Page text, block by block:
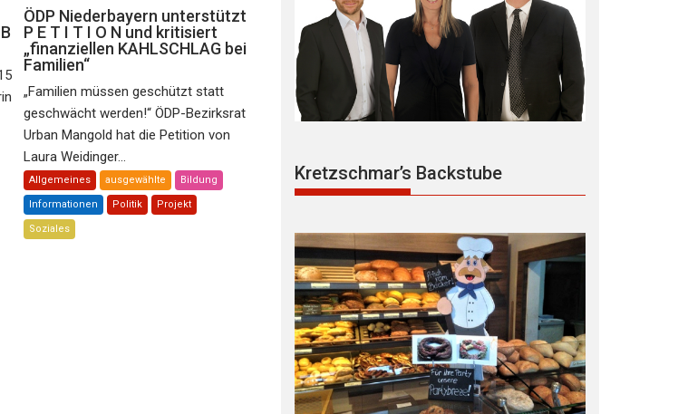
ÖDP Niederbayern unterstützt
P E T I T I O N und kritisiert
„finanziellen KAHLSCHLAG bei
Familien“
„Familien müssen geschützt statt
geschwächt werden!“ ÖDP-Bezirksrat
Urban Mangold hat die Petition von
Laura Weidinger...
Allgemeines ausgewählte Bildung
Informationen Politik Projekt
Soziales
Kretzschmar’s Backstube